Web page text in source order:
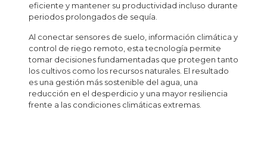
eficiente y mantener su productividad incluso durante
periodos prolongados de sequía.
Al conectar sensores de suelo, información climática y
control de riego remoto, esta tecnología permite
tomar decisiones fundamentadas que protegen tanto
los cultivos como los recursos naturales. El resultado
es una gestión más sostenible del agua, una
reducción en el desperdicio y una mayor resiliencia
frente a las condiciones climáticas extremas.